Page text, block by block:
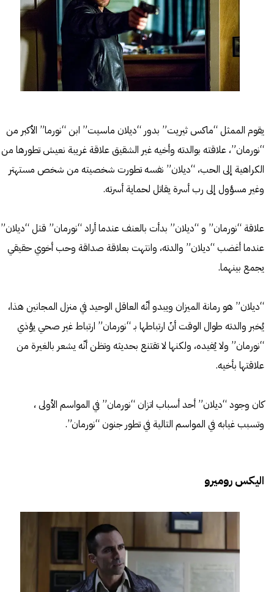
يقوم الممثل “ماكس ثيريت” بدور “ديلان ماسيت” ابن “نورما” الأكبر من
“نورمان”، علاقته بوالدته وأخيه غير الشقيق علاقة غريبة نعيش تطورها من
الكراهية إلى الحب، “ديلان” نفسه تطورت شخصيته من شخص مستهتر
وغير مسؤول إلى رب أسرة يقاتل لحماية أسرته.
علاقة “نورمان” و “ديلان” بدأت بالعنف عندما أراد “نورمان” قتل “ديلان”
عندما أغضب “ديلان” والدته، وانتهت بعلاقة صداقة وحب أخوي حقيقي
يجمع بينهما.
“ديلان” هو رمانة الميزان ويبدو أنّه العاقل الوحيد في منزل المجانين هذا،
يُخبر والدته طوال الوقت أنّ ارتباطها بـ “نورمان” ارتباط غير صحي يؤذي
“نورمان” ولا يُفيده، ولكنها لا تقتنع بحديثه وتظن أنّه يشعر بالغيرة من
علاقتها بأخيه.
كان وجود “ديلان” أحد أسباب اتزان “نورمان” في المواسم الأولى ،
وتسبب غيابه في المواسم التالية في تطور جنون “نورمان”.
اليكس روميرو